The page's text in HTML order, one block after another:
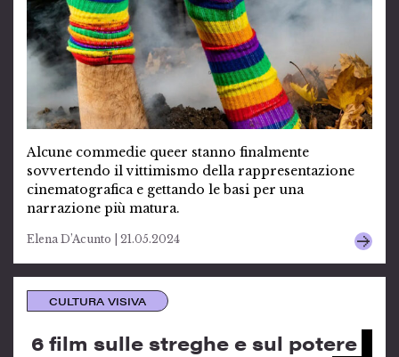
Alcune commedie queer stanno finalmente
sovvertendo il vittimismo della rappresentazione
cinematografica e gettando le basi per una
narrazione più matura.
Elena D’Acunto | 21.05.2024
CULTURA VISIVA
6 film sulle streghe e sul potere